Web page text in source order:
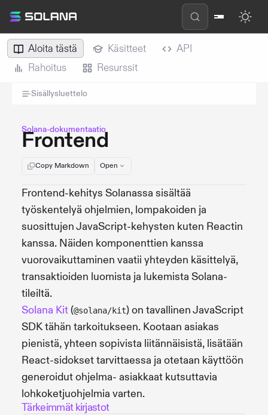
Aloita tästä Käsitteet
API
Rahoitus
Resurssit
Sisällysluettelo
Solana-dokumentaatio
Frontend
Copy Markdown Open
Frontend-kehitys Solanassa sisältää
työskentelyä ohjelmien, lompakoiden ja
suosittujen JavaScript-kehysten kuten Reactin
kanssa. Näiden komponenttien kanssa
vuorovaikuttaminen vaatii yhteyden käsittelyä,
transaktioiden luomista ja lukemista Solana-
tileiltä.
Solana Kit(@solana/kit) on tavallinen JavaScript
SDK tähän tarkoitukseen. Kootaan asiakas
pienistä, yhteen sopivista liitännäisistä, lisätään
React-sidokset tarvittaessa ja otetaan käyttöön
generoidut ohjelma- asiakkaat kutsuttavia
lohkoketjuohjelmia varten.
Tärkeimmät kirjastot